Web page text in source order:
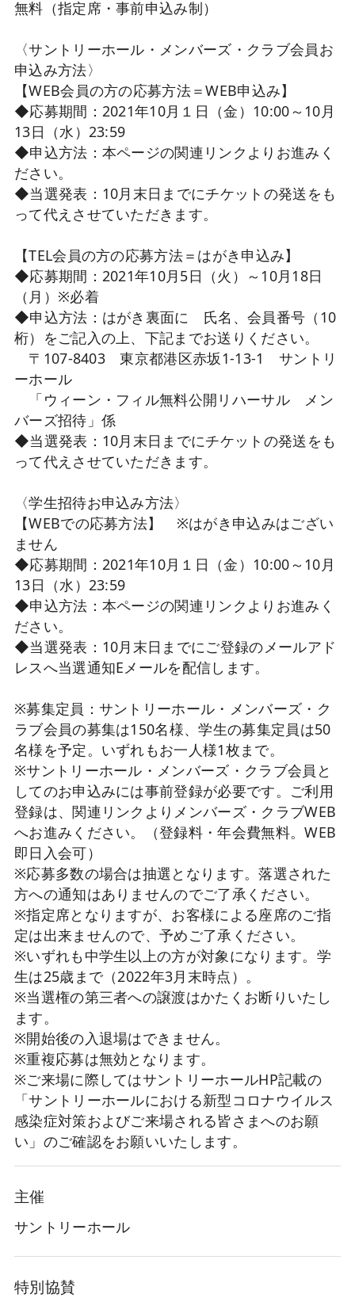
無料（指定席・事前申込み制）
〈サントリーホール・メンバーズ・クラブ会員お
申込み方法〉
【WEB会員の方の応募方法＝WEB申込み】
◆応募期間：2021年10月１日（金）10:00～10月
13日（水）23:59
◆申込方法：本ページの関連リンクよりお進みく
ださい。
◆当選発表：10月末日までにチケットの発送をも
って代えさせていただきます。
【TEL会員の方の応募方法＝はがき申込み】
◆応募期間：2021年10月5日（火）～10月18日
（月）※必着
◆申込方法：はがき裏面に 氏名、会員番号（10
桁）をご記入の上、下記までお送りください。
〒107-8403 東京都港区赤坂1-13-1 サントリ
ーホール
「ウィーン・フィル無料公開リハーサル メン
バーズ招待」係
◆当選発表：10月末日までにチケットの発送をも
って代えさせていただきます。
〈学生招待お申込み方法〉
【WEBでの応募方法】 ※はがき申込みはござい
ません
◆応募期間：2021年10月１日（金）10:00～10月
13日（水）23:59
◆申込方法：本ページの関連リンクよりお進みく
ださい。
◆当選発表：10月末日までにご登録のメールアド
レスへ当選通知Eメールを配信します。
※募集定員：サントリーホール・メンバーズ・ク
ラブ会員の募集は150名様、学生の募集定員は50
名様を予定。いずれもお一人様1枚まで。
※サントリーホール・メンバーズ・クラブ会員と
してのお申込みには事前登録が必要です。ご利用
登録は、関連リンクよりメンバーズ・クラブWEB
へお進みください。（登録料・年会費無料。WEB
即日入会可）
※応募多数の場合は抽選となります。落選された
方への通知はありませんのでご了承ください。
※指定席となりますが、お客様による座席のご指
定は出来ませんので、予めご了承ください。
※いずれも中学生以上の方が対象になります。学
生は25歳まで（2022年3月末時点）。
※当選権の第三者への譲渡はかたくお断りいたし
ます。
※開始後の入退場はできません。
※重複応募は無効となります。
※ご来場に際してはサントリーホールHP記載の
「サントリーホールにおける新型コロナウイルス
感染症対策およびご来場される皆さまへのお願
い」のご確認をお願いいたします。
主催
サントリーホール
特別協賛